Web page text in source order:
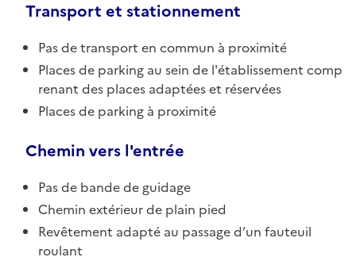
Transport et stationnement
Pas de transport en commun à proximité
Places de parking au sein de l'établissement comp
renant des places adaptées et réservées
Places de parking à proximité
Chemin vers l'entrée
Pas de bande de guidage
Chemin extérieur de plain pied
Revêtement adapté au passage d’un fauteuil
roulant